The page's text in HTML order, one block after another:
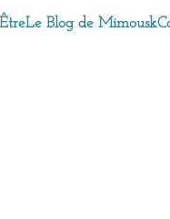
Le Blog de Mimousk